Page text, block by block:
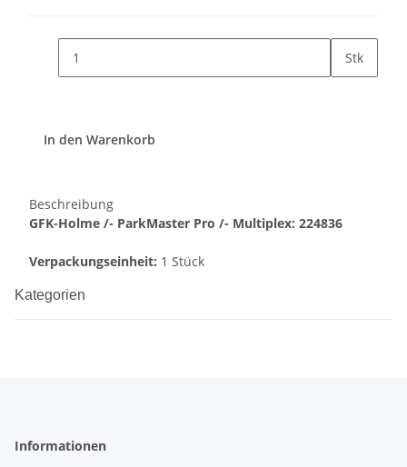
Stk
In den Warenkorb
Beschreibung
GFK-Holme /- ParkMaster Pro /- Multiplex: 224836
Verpackungseinheit: 1 Stück
Kategorien
Informationen